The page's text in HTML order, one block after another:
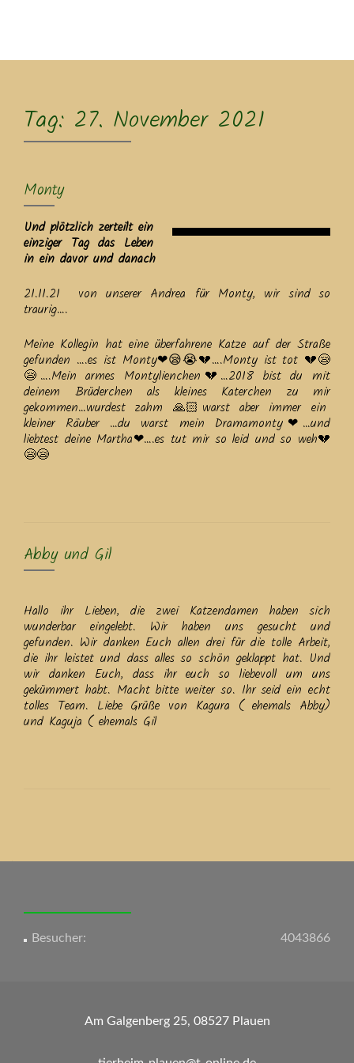
Tag: 27. November 2021
Monty
Und plötzlich zerteilt ein
einziger Tag das Leben
in ein davor und danach
21.11.21 von unserer Andrea für Monty, wir sind so
traurig….
Meine Kollegin hat eine überfahrene Katze auf der Straße
gefunden ….es ist Monty❤😪😭💔….Monty ist tot 💔😪
😪….Mein armes Montylienchen💔…2018 bist du mit
deinem Brüderchen als kleines Katerchen zu mir
gekommen…wurdest zahm 🙏🏻warst aber immer ein
kleiner Räuber …du warst mein Dramamonty❤…und
liebtest deine Martha❤….es tut mir so leid und so weh💔
😪😪
Abby und Gil
Hallo ihr Lieben, die zwei Katzendamen haben sich
wunderbar eingelebt. Wir haben uns gesucht und
gefunden. Wir danken Euch allen drei für die tolle Arbeit,
die ihr leistet und dass alles so schön geklappt hat. Und
wir danken Euch, dass ihr euch so liebevoll um uns
gekümmert habt. Macht bitte weiter so. Ihr seid ein echt
tolles Team. Liebe Grüße von Kagura ( ehemals Abby)
und Kaguja ( ehemals Gil
Navigation
4043866
Besucher:
Am Galgenberg 25, 08527 Plauen